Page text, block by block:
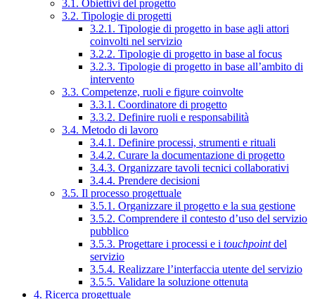
3.1. Obiettivi del progetto
3.2. Tipologie di progetti
3.2.1. Tipologie di progetto in base agli attori
coinvolti nel servizio
3.2.2. Tipologie di progetto in base al focus
3.2.3. Tipologie di progetto in base all’ambito di
intervento
3.3. Competenze, ruoli e figure coinvolte
3.3.1. Coordinatore di progetto
3.3.2. Definire ruoli e responsabilità
3.4. Metodo di lavoro
3.4.1. Definire processi, strumenti e rituali
3.4.2. Curare la documentazione di progetto
3.4.3. Organizzare tavoli tecnici collaborativi
3.4.4. Prendere decisioni
3.5. Il processo progettuale
3.5.1. Organizzare il progetto e la sua gestione
3.5.2. Comprendere il contesto d’uso del servizio
pubblico
3.5.3. Progettare i processi e i touchpointdel
servizio
3.5.4. Realizzare l’interfaccia utente del servizio
3.5.5. Validare la soluzione ottenuta
4. Ricerca progettuale